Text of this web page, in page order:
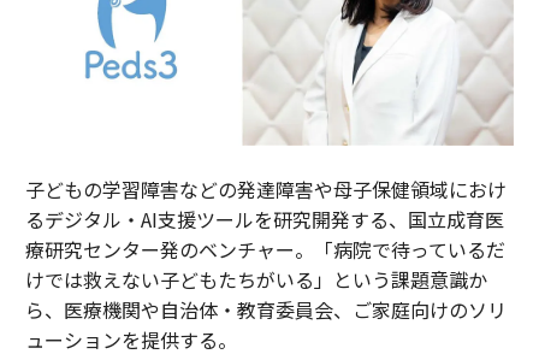
子どもの学習障害などの発達障害や母子保健領域におけ
るデジタル・AI支援ツールを研究開発する、国立成育医
療研究センター発のベンチャー。「病院で待っているだ
けでは救えない子どもたちがいる」という課題意識か
ら、医療機関や自治体・教育委員会、ご家庭向けのソリ
ューションを提供する。